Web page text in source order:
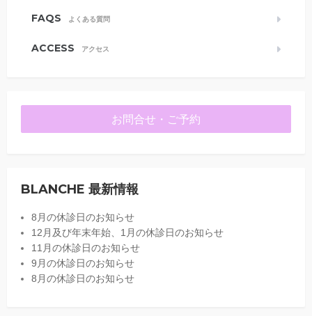
FAQS よくある質問
ACCESS アクセス
お問合せ・ご予約
BLANCHE 最新情報
8月の休診日のお知らせ
12月及び年末年始、1月の休診日のお知らせ
11月の休診日のお知らせ
9月の休診日のお知らせ
8月の休診日のお知らせ